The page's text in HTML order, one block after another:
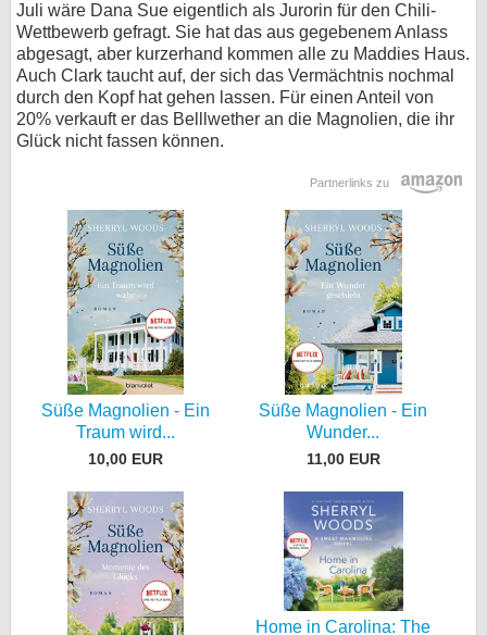
Juli wäre Dana Sue eigentlich als Jurorin für den Chili-
Wettbewerb gefragt. Sie hat das aus gegebenem Anlass
abgesagt, aber kurzerhand kommen alle zu Maddies Haus.
Auch Clark taucht auf, der sich das Vermächtnis nochmal
durch den Kopf hat gehen lassen. Für einen Anteil von
20% verkauft er das Belllwether an die Magnolien, die ihr
Glück nicht fassen können.
Partnerlinks zu
Süße Magnolien - Ein
Traum wird...
10,00 EUR
Süße Magnolien - Ein
Wunder...
11,00 EUR
Home in Carolina: The